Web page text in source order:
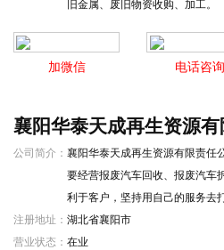
旧金属、废旧物资收购、加工。
电话咨询
加微信
襄阳华泰天成再生资源
公司简介： 襄阳华泰天成再生资源有限责任
要经营报废汽车回收、报废汽车
利于客户，坚持用自己的服务去
注册地址： 湖北省襄阳市
营业状态： 在业